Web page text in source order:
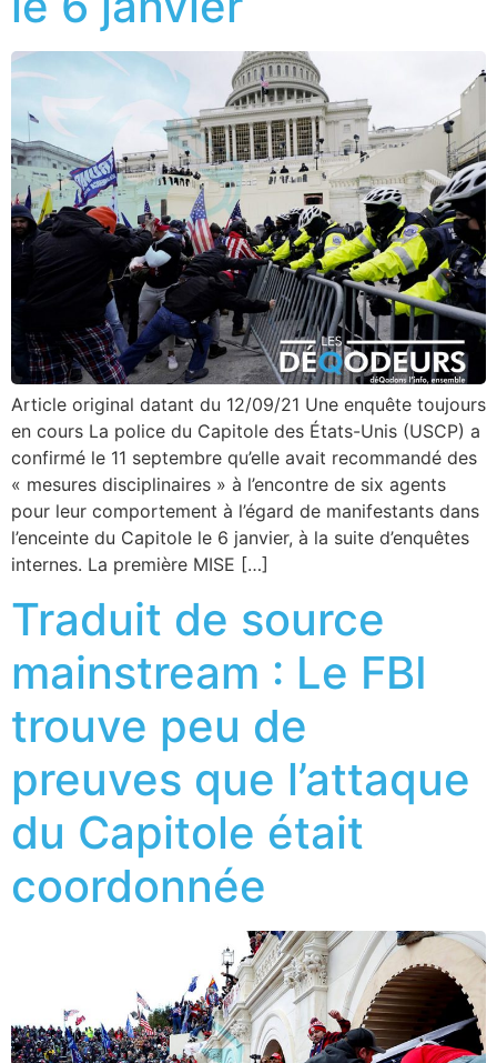
Article original datant du 12/09/21 Une enquête toujours
en cours La police du Capitole des États-Unis (USCP) a
confirmé le 11 septembre qu’elle avait recommandé des
« mesures disciplinaires » à l’encontre de six agents
pour leur comportement à l’égard de manifestants dans
l’enceinte du Capitole le 6 janvier, à la suite d’enquêtes
internes. La première MISE […]
Traduit de source
mainstream : Le FBI
trouve peu de
preuves que l’attaque
du Capitole était
coordonnée